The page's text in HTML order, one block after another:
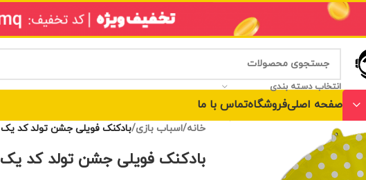
انتخاب دسته بندی
صفحه اصلیفروشگاهتماس با ما
خانه/اسباب بازی/بادکنک فویلی جشن تولد کد یک
بادکنک فویلی جشن تولد کد یک